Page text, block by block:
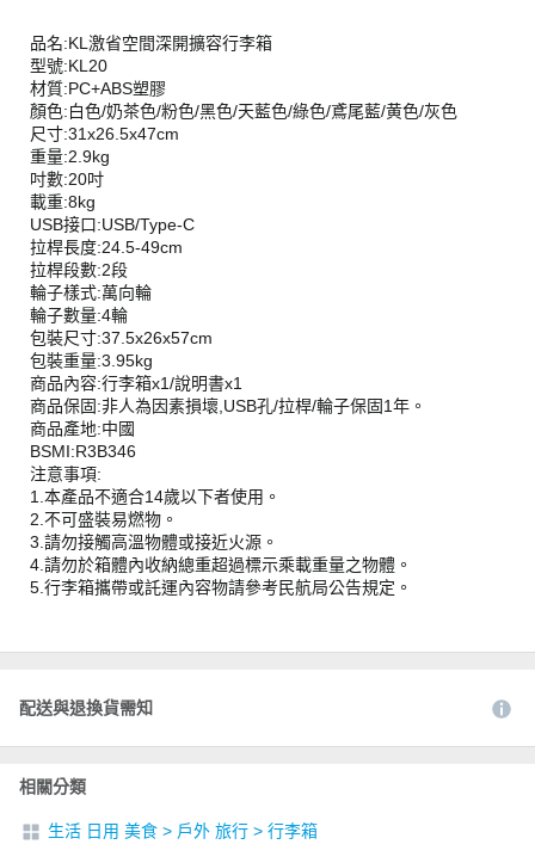
品名:KL激省空間深開擴容行李箱
型號:KL20
材質:PC+ABS塑膠
顏色:白色/奶茶色/粉色/黑色/天藍色/綠色/鳶尾藍/黄色/灰色
尺寸:31x26.5x47cm
重量:2.9kg
吋數:20吋
載重:8kg
USB接口:USB/Type-C
拉桿長度:24.5-49cm
拉桿段數:2段
輪子樣式:萬向輪
輪子數量:4輪
包裝尺寸:37.5x26x57cm
包裝重量:3.95kg
商品內容:行李箱x1/說明書x1
商品保固:非人為因素損壞,USB孔/拉桿/輪子保固1年。
商品產地:中國
BSMI:R3B346
注意事項:
1.本產品不適合14歲以下者使用。
2.不可盛裝易燃物。
3.請勿接觸高溫物體或接近火源。
4.請勿於箱體內收納總重超過標示乘載重量之物體。
5.行李箱攜帶或託運內容物請參考民航局公告規定。
配送與退換貨需知
相關分類
生活 日用 美食 > 戶外 旅行 > 行李箱